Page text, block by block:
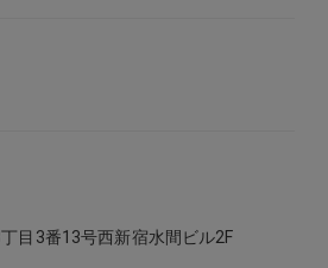
目3番13号西新宿水間ビル2F